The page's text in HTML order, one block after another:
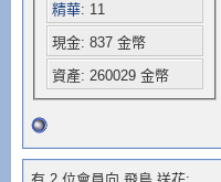
精華: 11
現金: 837 金幣
資產: 260029 金幣